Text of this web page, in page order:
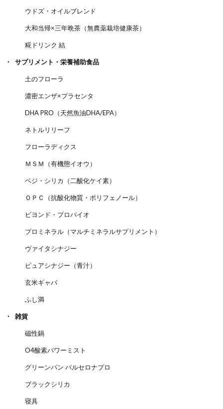
ウドズ・オイルブレンド
大和当帰×三年晩茶（無農薬栽培健康茶）
糀ドリンク 結
サプリメント・栄養補助食品
土のフローラ
濃密エンザ×プラセンタ
DHA PRO（天然魚油DHA/EPA）
ネトルリリーフ
フローラディクス
ＭＳＭ（有機態イオウ）
ベジ・シリカ（二酸化ケイ素）
ＯＰＣ（抗酸化物質・ポリフェノール）
ビヨンド・プロバイオ
プロミネラル（マルチミネラルサプリメント）
ヴァイタシナジー
ピュアシナジー（青汁）
玄米ギャバ
ふし満
雑貨
磁性鍋
O4酸素パワーミスト
グリーンパン バルセロナプロ
ブラックシリカ
寝具